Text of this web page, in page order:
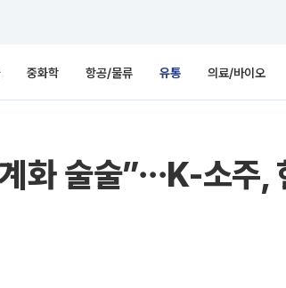
중화학 항공/물류 유통 의료/바이오
화 술술”⋯K-소주,